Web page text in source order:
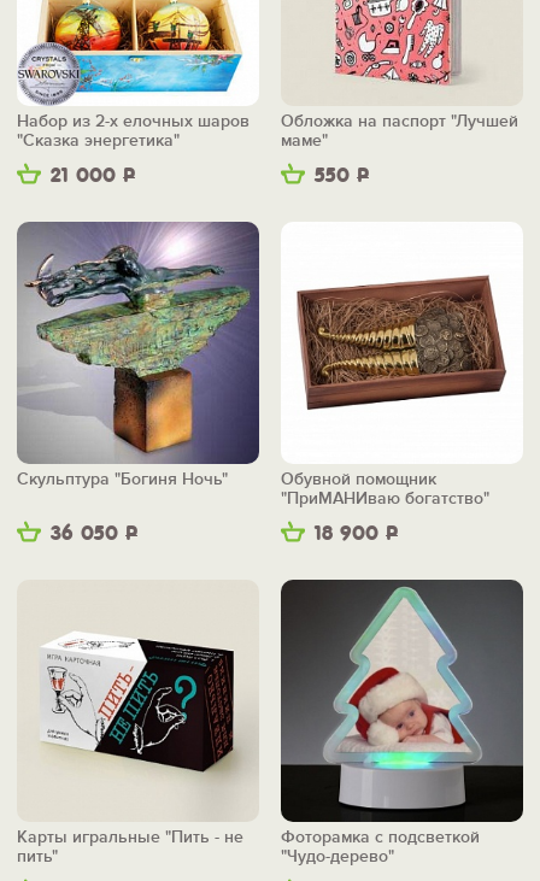
21 000 Р
Набор из 2-х елочных шаров
"Сказка энергетика"
550 Р
Обложка на паспорт "Лучшей
маме"
36 050 Р
Скульптура "Богиня Ночь"
18 900 Р
Обувной помощник
"ПриМАНИваю богатство"
Карты игральные "Пить - не
пить"
Фоторамка с подсветкой
"Чудо-дерево"